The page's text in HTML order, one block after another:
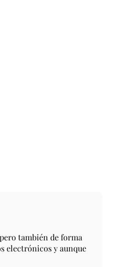
también de forma
electrónicos y aunque